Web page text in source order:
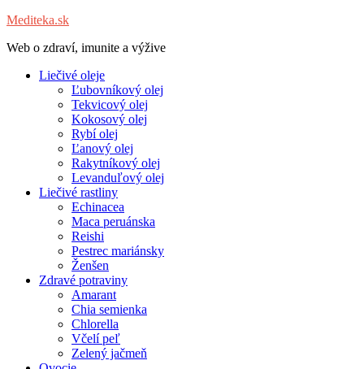
Mediteka.sk
Web o zdraví, imunite a výžive
Liečivé oleje
Ľubovníkový olej
Tekvicový olej
Kokosový olej
Rybí olej
Ľanový olej
Rakytníkový olej
Levanduľový olej
Liečivé rastliny
Echinacea
Maca peruánska
Reishi
Pestrec mariánsky
Ženšen
Zdravé potraviny
Amarant
Chia semienka
Chlorella
Včelí peľ
Zelený jačmeň